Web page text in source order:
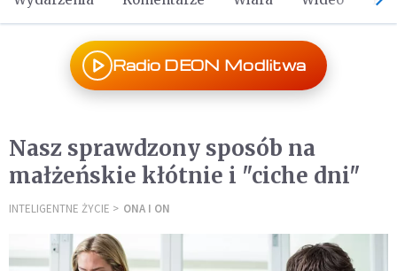
Radio DEON Modlitwa
Nasz sprawdzony sposób na
małżeńskie kłótnie i "ciche dni"
INTELIGENTNE ŻYCIE ONA I ON